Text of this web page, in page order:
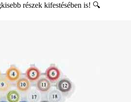
részek kifestésében is! 🔍